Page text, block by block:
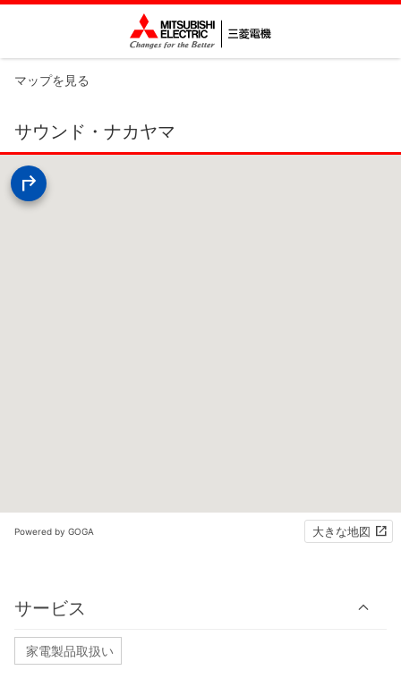
マップを見る
サウンド・ナカヤマ
Powered by GOGA 大きな地図
サービス
家電製品取扱い